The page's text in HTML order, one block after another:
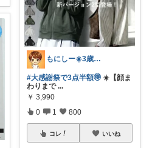
もにしー☀️3歳娘と0歳息子のパパ🧡
#大感謝祭で3点半額🉐 ☀️【顔ま
わりまで ...
￥ 3,990
0 1 800
コレ いいね